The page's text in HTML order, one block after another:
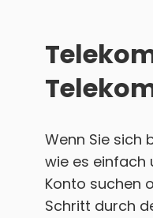
Wenn Sie sich
wie es einfach
Konto suchen
Schritt durch